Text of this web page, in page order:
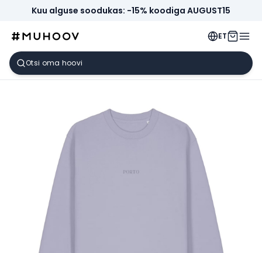
Kuu alguse soodukas: -15% koodiga AUGUST15
ET